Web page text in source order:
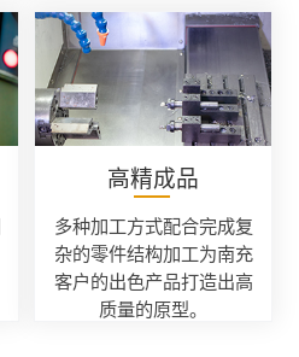
高精成品
多种加工方式配合完成复
杂的零件结构加工为南充
客户的出色产品打造出高
质量的原型。